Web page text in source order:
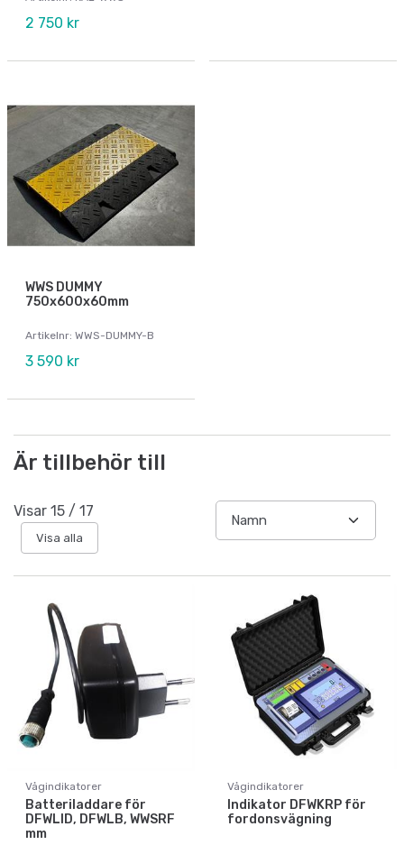
2 750 kr
WWS DUMMY
750x600x60mm
Artikelnr: WWS-DUMMY-B
3 590 kr
Är tillbehör till
Visar 15 / 17
Visa alla
Vågindikatorer
Batteriladdare för
DFWLID, DFWLB, WWSRF
mm
Vågindikatorer
Indikator DFWKRP för
fordonsvägning